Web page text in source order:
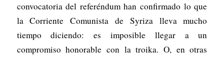
convocatoria del referéndum han confirmado lo que
la Corriente Comunista de Syriza lleva mucho
tiempo diciendo: es imposible llegar a un
compromiso honorable con la troika. O, en otras